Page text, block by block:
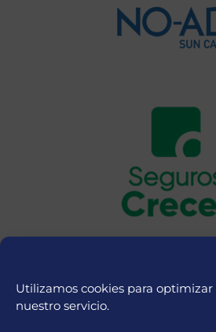
Utilizamos cookies para
nuestro servicio.